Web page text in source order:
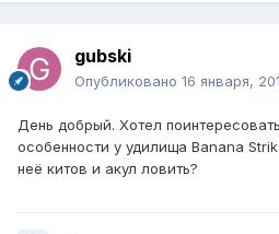
gubski
Опубликовано 16 января,
День добрый. Хотел
особенности у удилища Banana
неё китов и акул ловить?